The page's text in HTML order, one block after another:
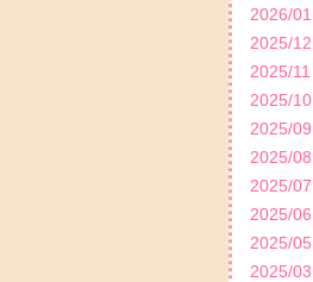
2026/01
2025/12
2025/11
2025/10
2025/09
2025/08
2025/07
2025/06
2025/05
2025/03